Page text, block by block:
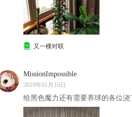
又一棵对联
MissionImpossible
2019年01月16日
给黑色魔力还有需要养球的各位